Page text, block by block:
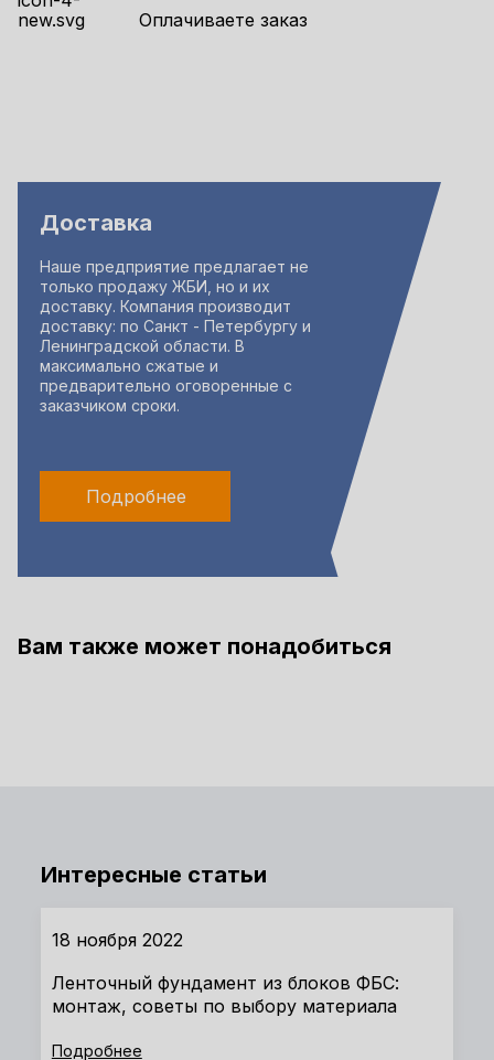
Оплачиваете заказ
Доставка
Наше предприятие предлагает не
только продажу ЖБИ, но и их
доставку. Компания производит
доставку: по Санкт - Петербургу и
Ленинградской области. В
максимально сжатые и
предварительно оговоренные с
заказчиком сроки.
Подробнее
Вам также может понадобиться
Интересные статьи
18 ноября 2022
Ленточный фундамент из блоков ФБС:
монтаж, советы по выбору материала
Подробнее